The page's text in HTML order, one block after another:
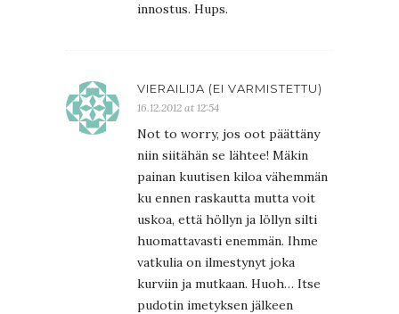
innostus. Hups.
VIERAILIJA (EI VARMISTETTU)
16.12.2012 at 12:54
Not to worry, jos oot päättäny
niin siitähän se lähtee! Mäkin
painan kuutisen kiloa vähemmän
ku ennen raskautta mutta voit
uskoa, että höllyn ja löllyn silti
huomattavasti enemmän. Ihme
vatkulia on ilmestynyt joka
kurviin ja mutkaan. Huoh… Itse
pudotin imetyksen jälkeen